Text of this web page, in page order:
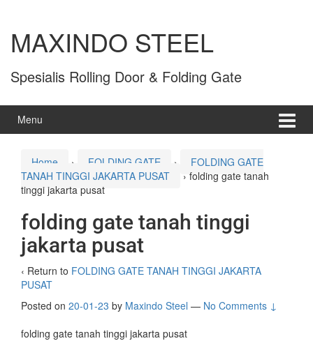
MAXINDO STEEL
Spesialis Rolling Door & Folding Gate
Menu
Home › FOLDING GATE ›
FOLDING GATE
TANAH TINGGI JAKARTA PUSAT
› folding gate tanah
tinggi jakarta pusat
folding gate tanah tinggi
jakarta pusat
‹ Return to FOLDING GATE TANAH TINGGI JAKARTA
PUSAT
Posted on 20-01-23 by Maxindo Steel — No Comments ↓
folding gate tanah tinggi jakarta pusat